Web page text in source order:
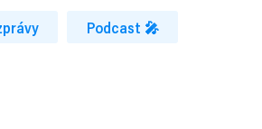
Podcast 🎤